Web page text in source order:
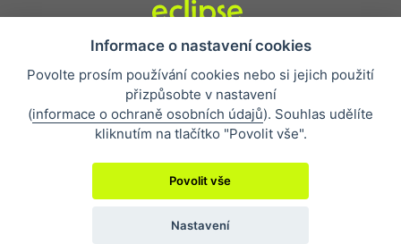
Obchodní podmínky
Nejčastější otázky
Ochrana osobních údajů
O společnosti
Whistleblowing
Informace o nastavení cookies
Povolte prosím používání cookies nebo si jejich použití
přizpůsobte v nastavení
(informace o ochraně osobních údajů). Souhlas udělíte
kliknutím na tlačítko "Povolit vše".
Povolit vše
Nastavení